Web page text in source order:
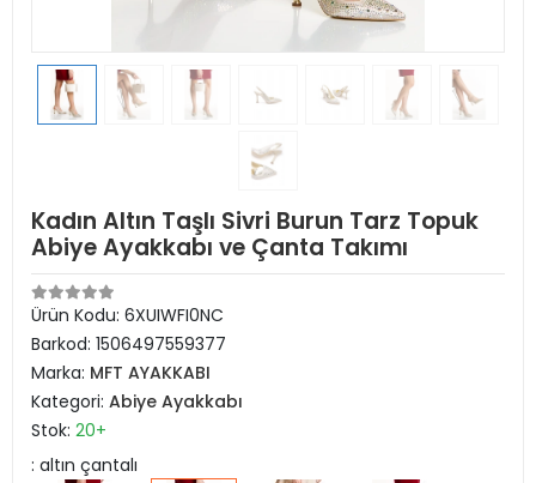
Kadın Altın Taşlı Sivri Burun Tarz Topuk
Abiye Ayakkabı ve Çanta Takımı
Ürün Kodu: 6XUIWFI0NC
Barkod: 1506497559377
Marka: MFT AYAKKABI
Kategori: Abiye Ayakkabı
Stok: 20+
: altın çantalı